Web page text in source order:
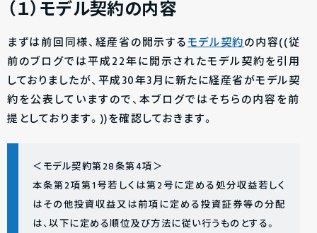
（１）モデル契約の内容
まずは前回同様、経産省の開示するモデル契約の内容((従
前のブログでは平成22年に開示されたモデル契約を引用
しておりましたが、平成30年3月に新たに経産省がモデル契
約を公表していますので、本ブログではそちらの内容を前
提としております。))を確認しておきます。
＜モデル契約第28条第4項＞
本条第2項第1号若しくは第2号に定める処分収益若しく
はその他投資収益又は前項に定める投資証券等の分配
は、以下に定める順位及び方法に従い行うものとする。